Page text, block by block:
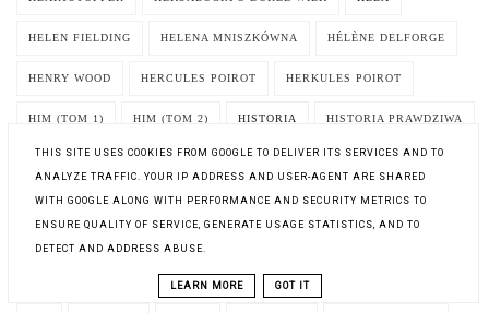
HELEN FIELDING HELENA MNISZKÓWNA HÉLÈNE DELFORGE
HENRY WOOD HERCULES POIROT HERKULES POIROT
HIM (TOM 1) HIM (TOM 2) HISTORIA HISTORIA PRAWDZIWA
HISTORIA ŚRÓDZIEMIA HISTORIA TRAGICZNA HIT CZU KIT
HOMER HOROSKOPY HORROR HUGH WARWICK HUMOR
I ZBAW MNIE ODE ZŁEGO
THIS SITE USES COOKIES FROM GOOGLE TO DELIVER ITS SERVICES AND TO
ANALYZE TRAFFIC. YOUR IP ADDRESS AND USER-AGENT ARE SHARED
WITH GOOGLE ALONG WITH PERFORMANCE AND SECURITY METRICS TO
ENSURE QUALITY OF SERVICE, GENERATE USAGE STATISTICS, AND TO
DETECT AND ADDRESS ABUSE.
LEARN MORE GOT IT